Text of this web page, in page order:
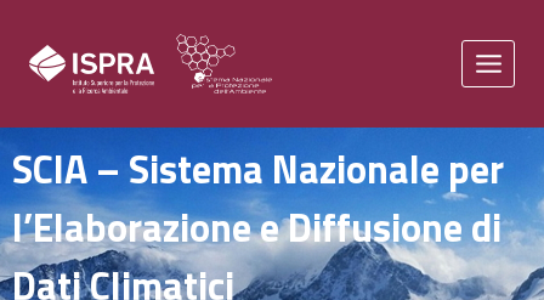
SCIA – Sistema Nazionale per
l’Elaborazione e Diffusione di
Dati Climatici